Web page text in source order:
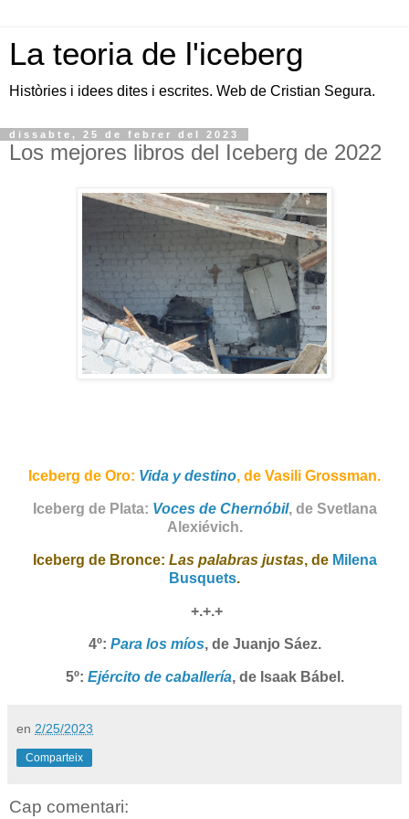
La teoria de l'iceberg
Històries i idees dites i escrites. Web de Cristian Segura.
dissabte, 25 de febrer del 2023
Los mejores libros del Iceberg de 2022
Iceberg de Oro: Vida y destino, de Vasili Grossman.
Iceberg de Plata: Voces de Chernóbil, de Svetlana
Alexiévich.
Iceberg de Bronce: Las palabras justas, de Milena
Busquets.
+.+.+
4º: Para los míos, de Juanjo Sáez.
5º: Ejército de caballería, de Isaak Bábel.
en 2/25/2023
Comparteix
Cap comentari: